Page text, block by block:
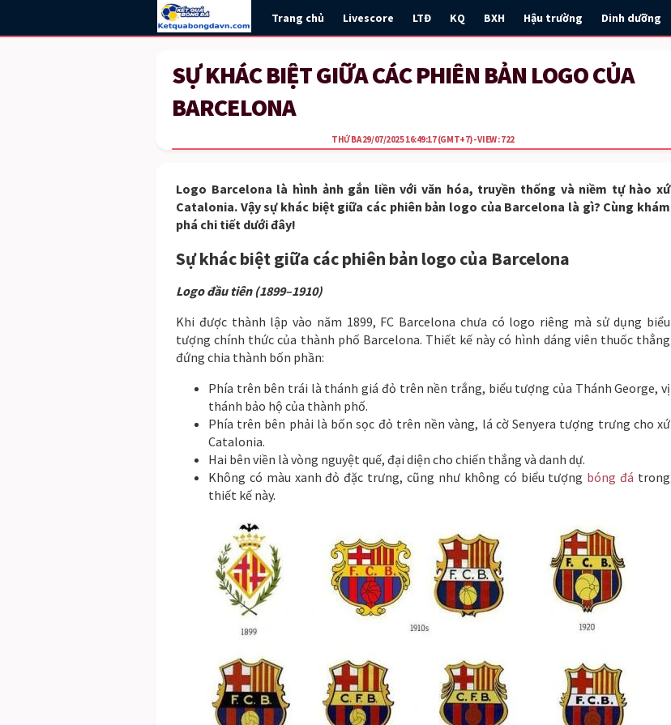
Trang chủ Livescore LTĐ KQ BXH Hậu trường Dinh dưỡng
SỰ KHÁC BIỆT GIỮA CÁC PHIÊN BẢN LOGO CỦA
BARCELONA
THỨ BA 29/07/2025 16:49:17(GMT+7)- VIEW : 722
Logo Barcelona là hình ảnh gắn liền với văn hóa, truyền thống và niềm tự hào xứ
Catalonia. Vậy sự khác biệt giữa các phiên bản logo của Barcelona là gì? Cùng khám
phá chi tiết dưới đây!
Sự khác biệt giữa các phiên bản logo của Barcelona
Logo đầu tiên (1899–1910)
Khi được thành lập vào năm 1899, FC Barcelona chưa có logo riêng mà sử dụng biểu
tượng chính thức của thành phố Barcelona. Thiết kế này có hình dáng viên thuốc thẳng
đứng chia thành bốn phần:
Phía trên bên trái là thánh giá đỏ trên nền trắng, biểu tượng của Thánh George, vị
thánh bảo hộ của thành phố.
Phía trên bên phải là bốn sọc đỏ trên nền vàng, lá cờ Senyera tượng trưng cho xứ
Catalonia.
Hai bên viền là vòng nguyệt quế, đại diện cho chiến thắng và danh dự.
Không có màu xanh đỏ đặc trưng, cũng như không có biểu tượng bóng đá trong
thiết kế này.